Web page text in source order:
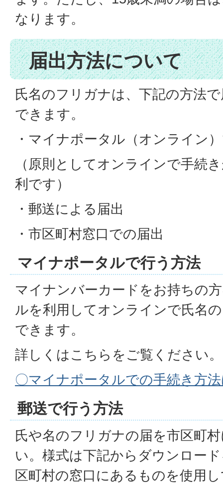
なります。
届出方法について
氏名のフリガナは、下記の方法
できます。
・マイナポータル（オンライン
（原則としてオンラインで手続
利です）
・郵送による届出
・市区町村窓口での届出
マイナポータルで行う方法
マイナンバーカードをお持ちの
ルを利用してオンラインで氏名
できます。
詳しくはこちらをご覧ください。
〇マイナポータルでの手続き方
郵送で行う方法
氏や名のフリガナの届を市区町
い。様式は下記からダウンロー
区町村の窓口にあるものを使用